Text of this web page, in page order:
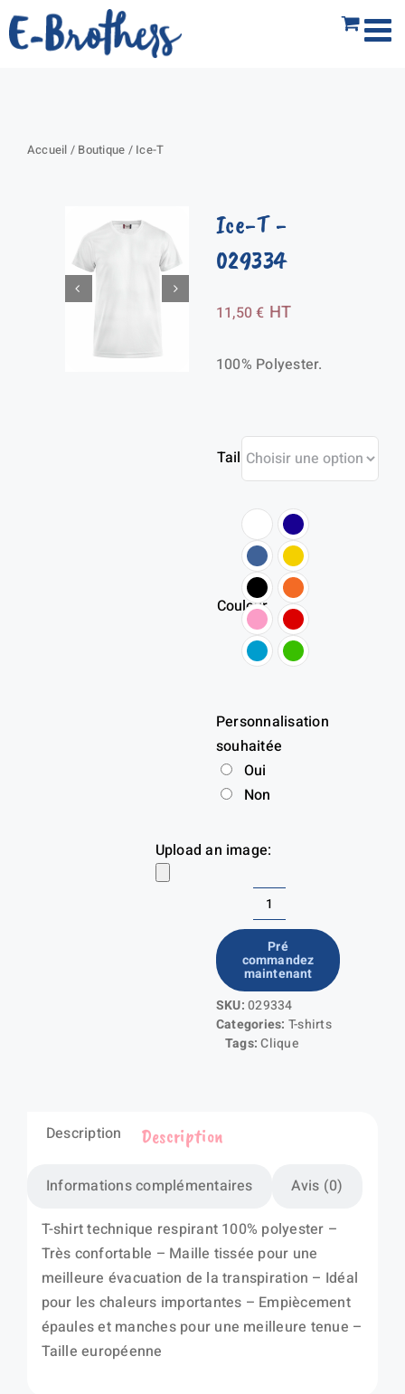
Passer
au
Accueil / Boutique / Ice-T
Ice-T-
029334
11,50€ HT
100% Polyester.
Taille
Couleur
Personnalisation
souhaitée
Oui
Non
Upload an image:
quantité
de
Ice-
T
Pré
commandez
maintenant
SKU:029334
Categories: T-shirts
Tags:Clique
Description
Informations complémentaires Avis (0)
Description
T-shirt technique respirant 100% polyester –
Très confortable – Maille tissée pour une
meilleure évacuation de la transpiration – Idéal
pour les chaleurs importantes – Empiècement
épaules et manches pour une meilleure tenue –
Taille européenne